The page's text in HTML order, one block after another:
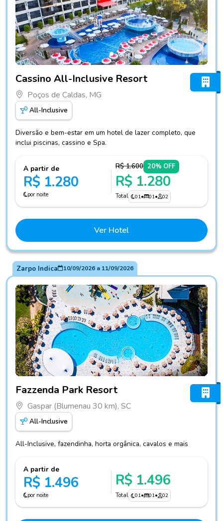
Cassino All-Inclusive Resort
Poços de Caldas, MG
All-Inclusive
Diversão e bem-estar em um hotel de lazer completo, que
inclui piscinas, cassino e Spa.
A partir de
R$ 1.280
por noite
R$ 1.600 20% OFF
R$ 1.280
Total 01• 01• 02
Ver Hotel
Zarpo Indica 10/09/2026a 11/09/2026
Fazzenda Park Resort
Gaspar (Blumenau 30 km), SC
All-Inclusive
All-Inclusive, fazendinha, horta orgânica, cavalos e mais
A partir de
R$ 1.496
por noite
R$ 1.496
Total 01• 01• 02